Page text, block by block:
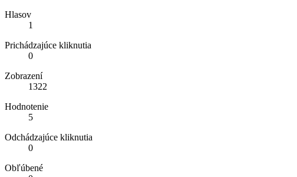
Hlasov
1
Prichádzajúce kliknutia
0
Zobrazení
1322
Hodnotenie
5
Odchádzajúce kliknutia
0
Obľúbené